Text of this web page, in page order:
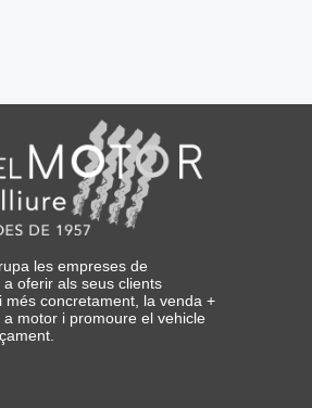
les empreses de
a oferir als seus clients
més concretament, la venda +
motor i promoure el vehicle